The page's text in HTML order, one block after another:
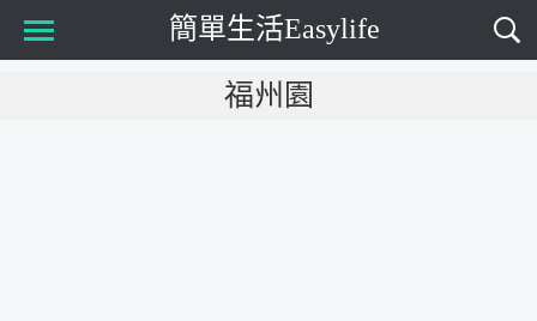
簡單生活Easylife
福州園